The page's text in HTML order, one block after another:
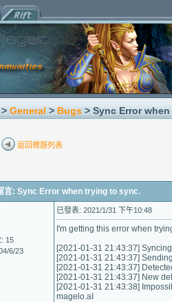
> General > Bugs > Sync Error
返回標題列表
言: Sync Error when trying to sync.
15
6/23
已發表: 2021/1/31 下午10:48
I'm getting this error when
[2021-01-31 21:43:37]
[2021-01-31 21:43:37]
[2021-01-31 21:43:37]
[2021-01-31 21:43:37] New
[2021-01-31 21:43:38]
magelo.aI